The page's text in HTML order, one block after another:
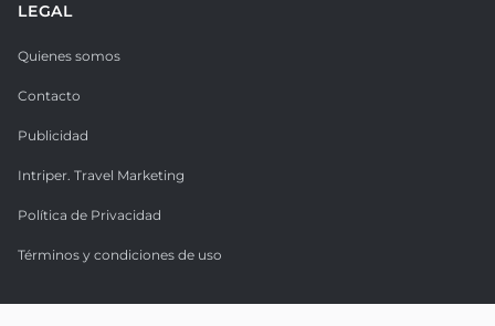
LEGAL
Quienes somos
Contacto
Publicidad
Intriper. Travel Marketing
Política de Privacidad
Términos y condiciones de uso